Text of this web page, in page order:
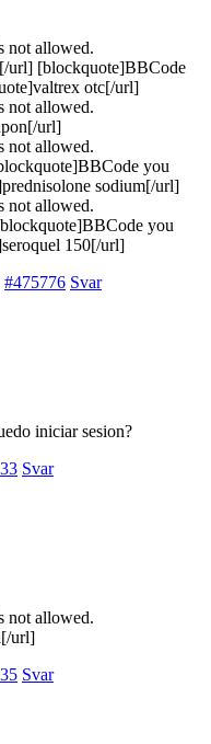
not allowed.
url] [blockquote]BBCode
otc[/url]
not allowed.
url]
not allowed.
you
sodium[/url]
not allowed.
you
150[/url]
#475776 Svar
iniciar sesion?
Svar
not allowed.
url]
Svar